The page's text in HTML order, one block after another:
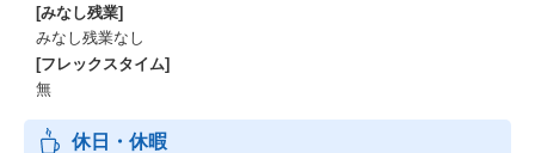
[みなし残業]
みなし残業なし
[フレックスタイム]
無
休日・休暇